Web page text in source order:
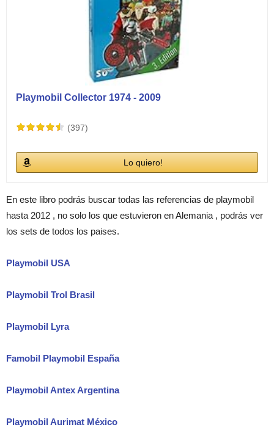
Playmobil Collector 1974 - 2009
(397)
Lo quiero!
En este libro podrás buscar todas las referencias de playmobil
hasta 2012 , no solo los que estuvieron en Alemania , podrás ver
los sets de todos los paises.
Playmobil USA
Playmobil Trol Brasil
Playmobil Lyra
Famobil Playmobil España
Playmobil Antex Argentina
Playmobil Aurimat México